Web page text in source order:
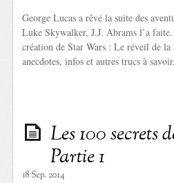
George Lucas a rêvé la suite des
Luke Skywalker, J.J. Abrams l’a
création de Star Wars : Le réveil de la
anecdotes, infos et autres trucs à
Les 100 secrets
Partie 1
18 Sep. 2014